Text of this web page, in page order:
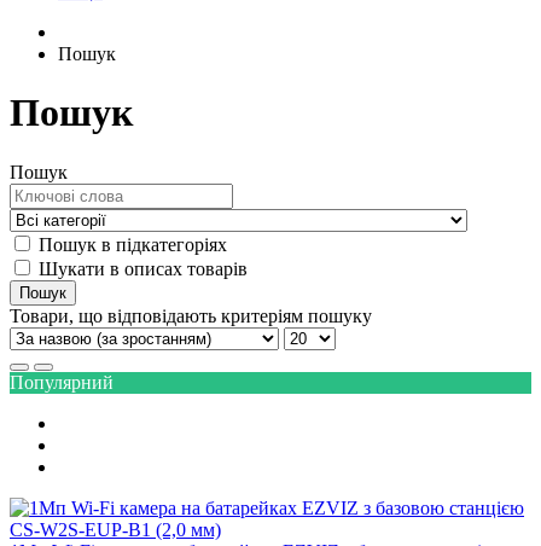
Пошук
Пошук
Пошук
Пошук в підкатегоріях
Шукати в описах товарів
Товари, що відповідають критеріям пошуку
Популярний